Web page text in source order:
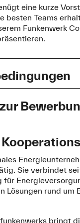
eine kurze
besten Teams
Funkenwerk
zeichnet
Augsburg
Personen und
sowie der
Bezug zur
Sie verbindet
für
Lösungen rund um
bringt